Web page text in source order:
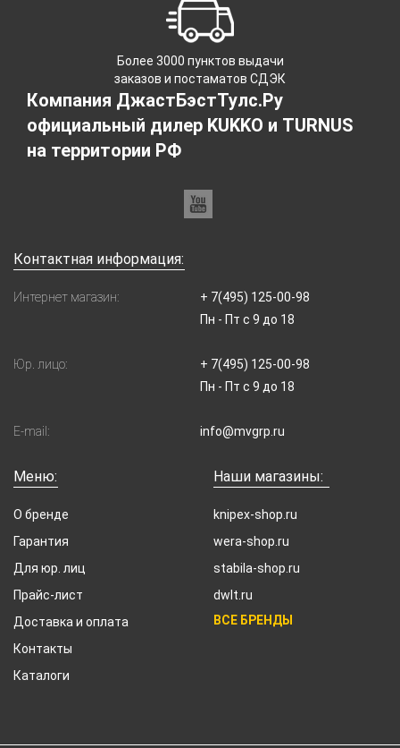
Более 3000 пунктов выдачи
заказов и постаматов СДЭК
Компания ДжастБэстТулс.Ру
официальный дилер KUKKO и TURNUS
на территории РФ
Контактная информация:
Интернет магазин:
+ 7(495) 125-00-98
Пн - Пт с 9 до 18
Юр. лицо:
+ 7(495) 125-00-98
Пн - Пт с 9 до 18
E-mail: info@mvgrp.ru
Меню:
О бренде
Гарантия
Для юр. лиц
Прайс-лист
Доставка и оплата
Контакты
Каталоги
Наши магазины:
knipex-shop.ru
wera-shop.ru
stabila-shop.ru
dwlt.ru
ВСЕ БРЕНДЫ